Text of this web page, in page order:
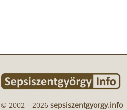
© 2002 – 2026 sepsiszentgyorgy.info